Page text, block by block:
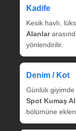
Kadife
Kesik havlı,
Alanlar
yönlendirilir.
Denim / Kot
Günlük
Spot Kumaş
bölümüne